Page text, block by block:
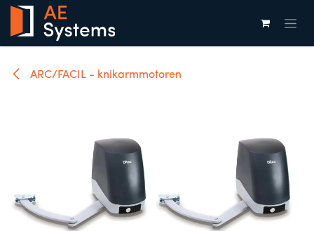
Overslaan naar inhoud
ARC/FACIL - knikarmmotoren